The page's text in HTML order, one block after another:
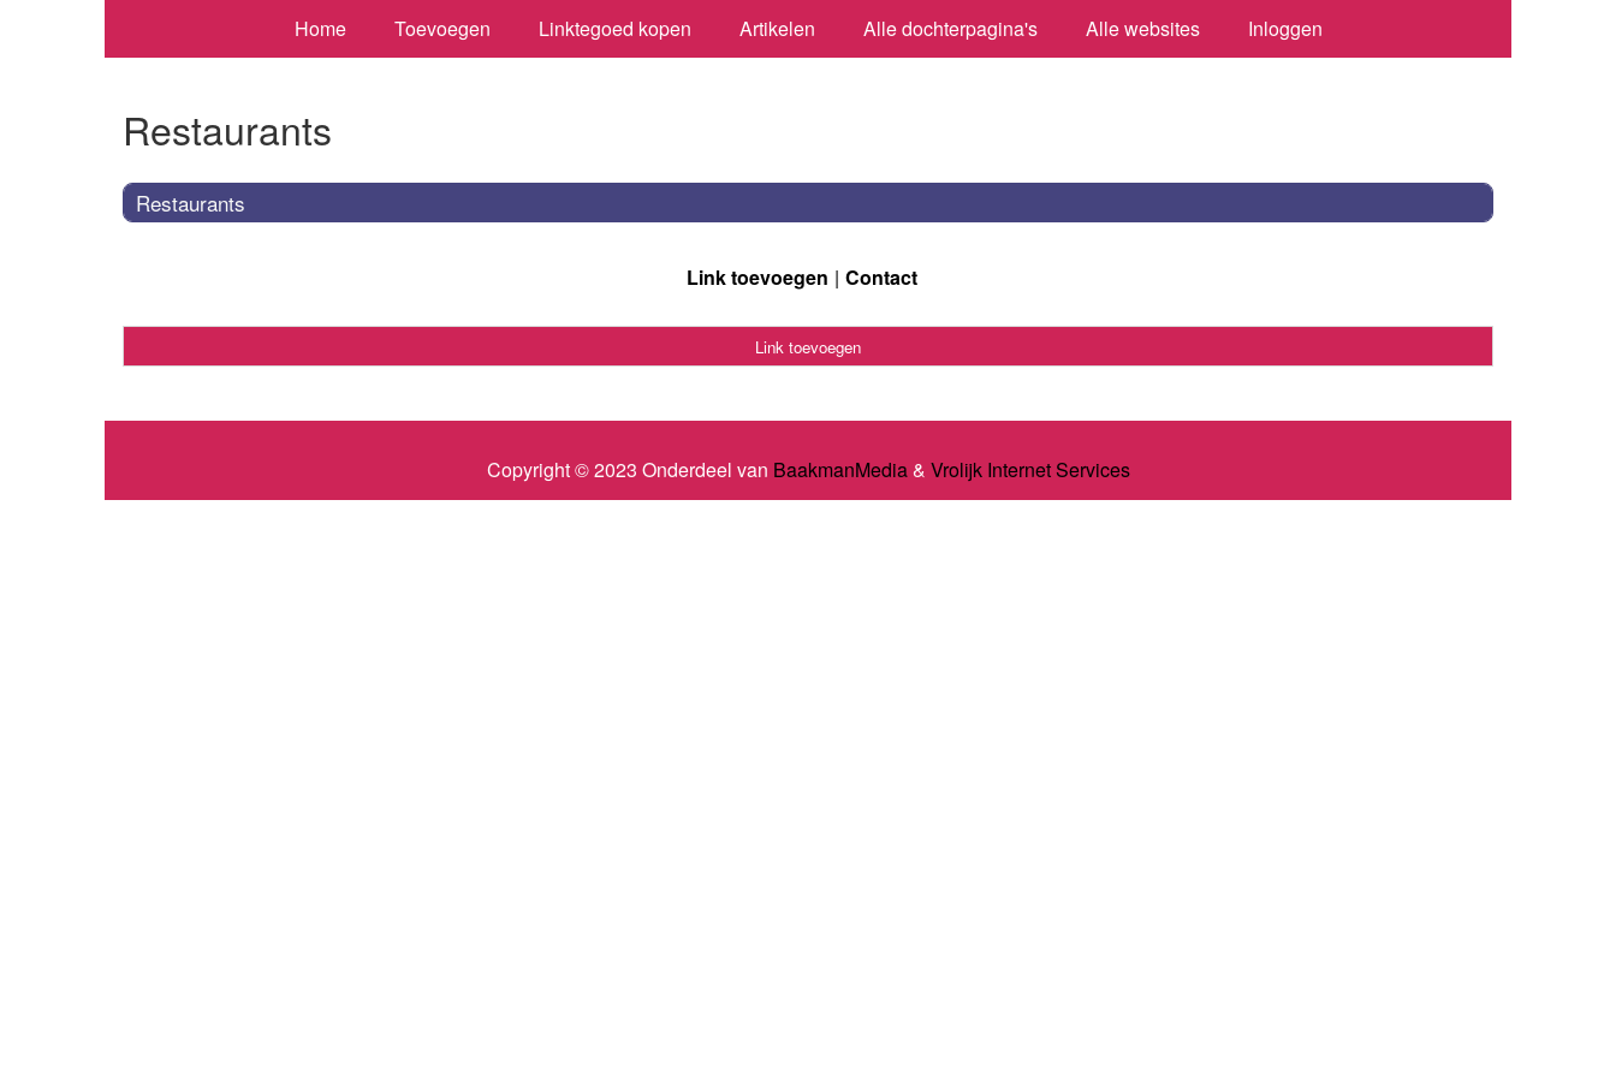
Home Toevoegen Linktegoed kopen Artikelen Alle dochterpagina's Alle websites Inloggen
Restaurants
Restaurants
Link toevoegen Contact
Link toevoegen
Copyright © 2023 Onderdeel van BaakmanMedia& Vrolijk Internet Services